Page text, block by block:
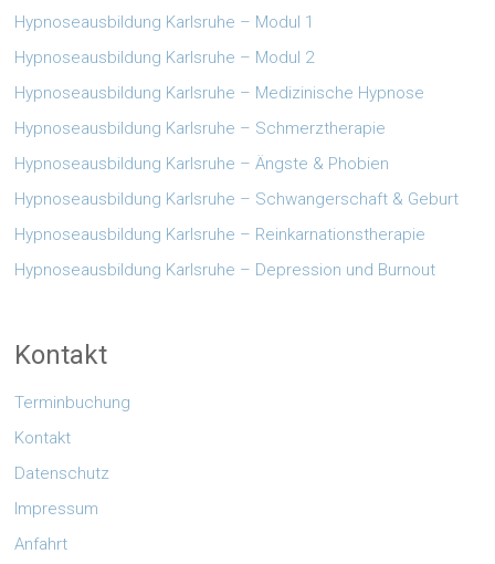
Hypnoseausbildung Karlsruhe – Modul 1
Hypnoseausbildung Karlsruhe – Modul 2
Hypnoseausbildung Karlsruhe – Medizinische Hypnose
Hypnoseausbildung Karlsruhe – Schmerztherapie
Hypnoseausbildung Karlsruhe – Ängste & Phobien
Hypnoseausbildung Karlsruhe – Schwangerschaft & Geburt
Hypnoseausbildung Karlsruhe – Reinkarnationstherapie
Hypnoseausbildung Karlsruhe – Depression und Burnout
Kontakt
Terminbuchung
Kontakt
Datenschutz
Impressum
Anfahrt